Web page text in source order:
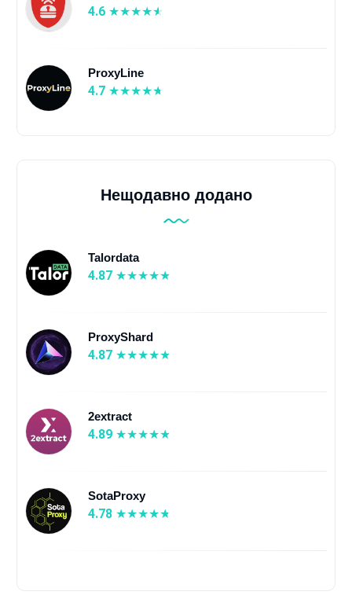
4.6
ProxyLine
4.7
Нещодавно додано
Talordata
4.87
ProxyShard
4.87
2extract
4.89
SotaProxy
4.78